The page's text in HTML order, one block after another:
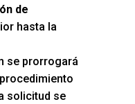
de
hasta la
se prorrogará
solicitud se